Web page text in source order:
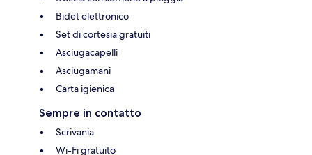
Bidet elettronico
Set di cortesia gratuiti
Asciugacapelli
Asciugamani
Carta igienica
Sempre in contatto
Scrivania
Wi-Fi gratuito